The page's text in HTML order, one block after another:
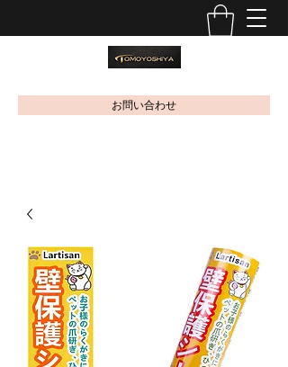
お問い合わせ